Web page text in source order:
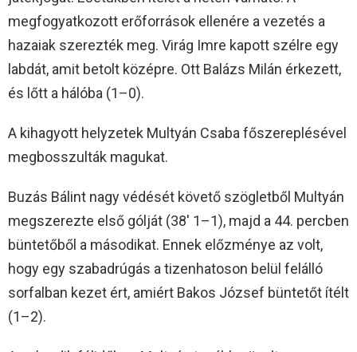
megfogyatkozott erőforrások ellenére a vezetés a
hazaiak szerezték meg. Virág Imre kapott szélre egy
labdát, amit betolt középre. Ott Balázs Milán érkezett,
és lőtt a hálóba (1–0).
A kihagyott helyzetek Multyán Csaba főszereplésével
megbosszulták magukat.
Buzás Bálint nagy védését követő szögletből Multyán
megszerezte első gólját (38′ 1–1), majd a 44. percben
büntetőből a másodikat. Ennek előzménye az volt,
hogy egy szabadrúgás a tizenhatoson belül felálló
sorfalban kezet ért, amiért Bakos József büntetőt ítélt
(1–2).